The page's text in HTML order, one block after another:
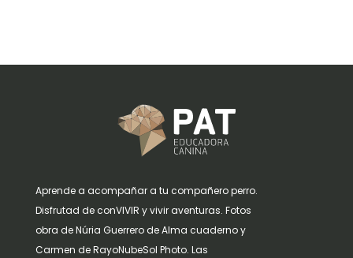
Aprende a acompañar a tu compañero perro.
Disfrutad de conVIVIR y vivir aventuras. Fotos
obra de Núria Guerrero de Alma cuaderno y
Carmen de RayoNubeSol Photo. Las